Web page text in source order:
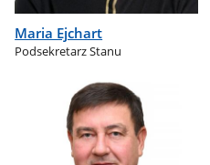
Maria Ejchart
Podsekretarz Stanu